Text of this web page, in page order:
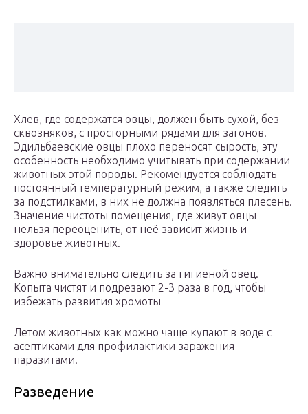
Хлев, где содержатся овцы, должен быть сухой, без
сквозняков, с просторными рядами для загонов.
Эдильбаевские овцы плохо переносят сырость, эту
особенность необходимо учитывать при содержании
животных этой породы. Рекомендуется соблюдать
постоянный температурный режим, а также следить
за подстилками, в них не должна появляться плесень.
Значение чистоты помещения, где живут овцы
нельзя переоценить, от неё зависит жизнь и
здоровье животных.
Важно внимательно следить за гигиеной овец.
Копыта чистят и подрезают 2-3 раза в год, чтобы
избежать развития хромоты
Летом животных как можно чаще купают в воде с
асептиками для профилактики заражения
паразитами.
Разведение